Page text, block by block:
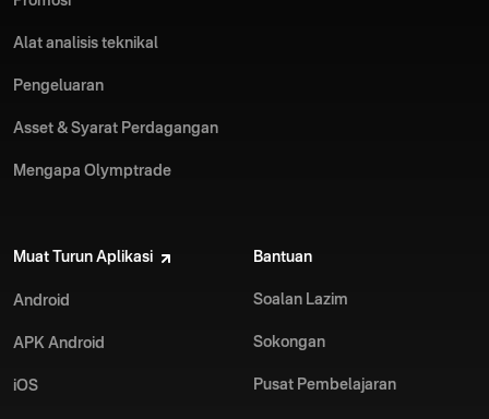
Alat analisis teknikal
Pengeluaran
Asset & Syarat Perdagangan
Mengapa Olymptrade
Muat Turun Aplikasi
Android
APK Android
iOS
Bantuan
Soalan Lazim
Sokongan
Pusat Pembelajaran